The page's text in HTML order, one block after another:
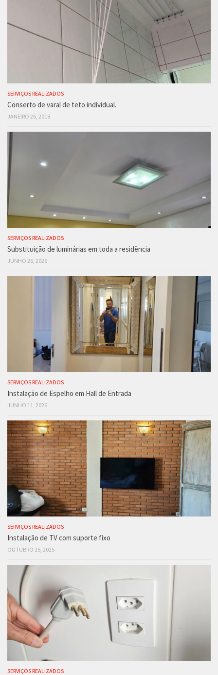
SERVIÇOS REALIZADOS
Conserto de varal de teto individual.
JANEIRO 26, 2018
SERVIÇOS REALIZADOS
Substituição de luminárias em toda a residência
JUNHO 26, 2026
SERVIÇOS REALIZADOS
Instalação de Espelho em Hall de Entrada
JUNHO 11, 2026
SERVIÇOS REALIZADOS
Instalação de TV com suporte fixo
OUTUBRO 15, 2025
SERVIÇOS REALIZADOS